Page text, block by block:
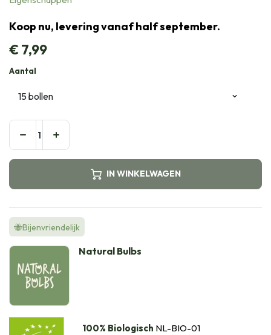
Koop nu, levering vanaf half september.
€7,99
Aantal
IN WINKELWAGEN
🐝Bijenvriendelijk
Natural Bulbs
100% Biologisch NL-BIO-01